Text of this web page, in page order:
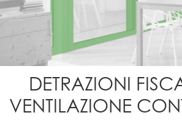
DETRAZIONI
VENTILAZIONE